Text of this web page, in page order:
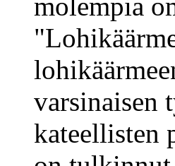
varsinaisen
kateellisten